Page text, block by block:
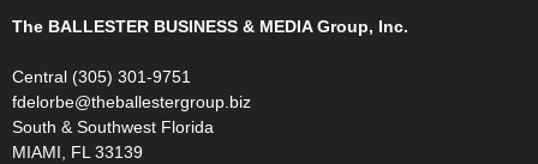
The BALLESTER BUSINESS & MEDIA Group, Inc.
Central (305) 301-9751
fdelorbe@theballestergroup.biz
South & Southwest Florida
MIAMI, FL 33139